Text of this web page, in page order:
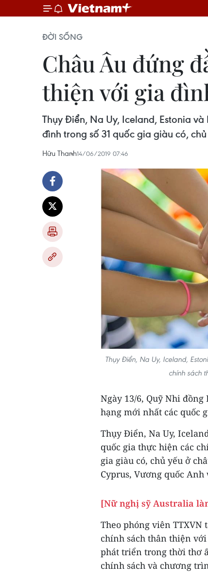
ĐỜI SỐNG
Châu Âu đứng
thiện với gia
Thụy Điển, Na Uy, Iceland, Estonia
đình trong số 31 quốc gia giàu có,
Hữu Thanh14/06/2019 07:46
Thụy Điển, Na Uy, Iceland,
chính sách
Ngày 13/6, Quỹ Nhi đồng
hạng mới nhất các quốc
Thụy Điển, Na Uy,
quốc gia thực hiện các
gia giàu có, chủ yếu ở
Cyprus, Vương quốc
[Nữ nghị sỹ Australia
Theo phóng viên TTXVN
chính sách thân thiện
phát triển trong thời thơ
chính sách và chương